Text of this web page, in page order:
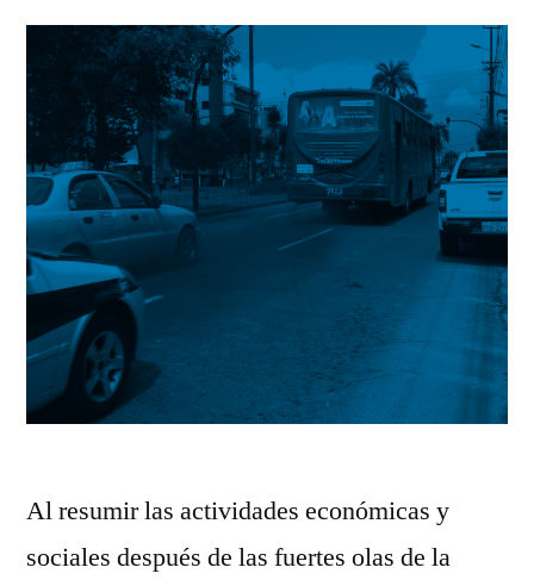
Al resumir las actividades económicas y
sociales después de las fuertes olas de la